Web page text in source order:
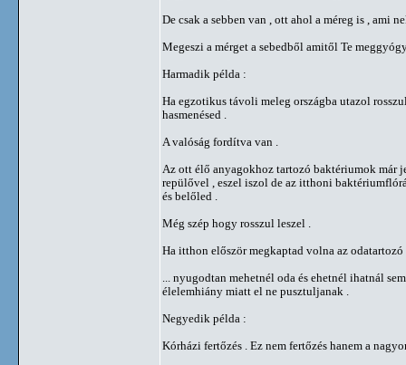
De csak a sebben van , ott ahol a méreg is , ami
Megeszi a mérget a sebedből amitől Te
Harmadik példa :
Ha egzotikus távoli meleg országba utazol
hasmenésed .
A valóság fordítva van .
Az ott élő anyagokhoz tartozó baktériumok már
repülővel , eszel iszol de az itthoni
és belőled .
Még szép hogy rosszul leszel .
Ha itthon először megkaptad volna az
... nyugodtan mehetnél oda és ehetnél ihatnál
élelemhiány miatt el ne pusztuljanak .
Negyedik példa :
Kórházi fertőzés . Ez nem fertőzés hanem a